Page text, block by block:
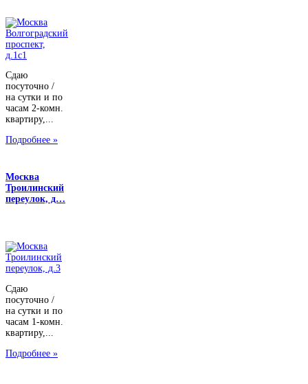
Сдаю
посуточно /
на сутки и по
часам 2-комн.
квартиру,...
Подробнее »
Москва
Троилинский
переулок, д…
Сдаю
посуточно /
на сутки и по
часам 1-комн.
квартиру,...
Подробнее »